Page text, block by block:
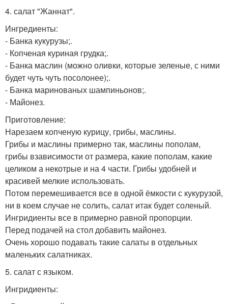
4. салат "Жаннат".
Ингредиенты:
- Банка кукурузы;.
- Копченая куриная грудка;.
- Банка маслин (можно оливки, которые зеленые, с ними
будет чуть чуть посолонее);.
- Банка маринованых шампиньонов;.
- Майонез.
Приготовление:
Нарезаем копченую курицу, грибы, маслины.
Грибы и маслины примерно так, маслины пополам,
грибы взависимости от размера, какие пополам, какие
целиком а некотрые и на 4 части. Грибы удобней и
красивей мелкие использовать.
Потом перемешивается все в одной ёмкости с кукурузой,
ни в коем случае не солить, салат итак будет соленый.
Ингридиенты все в примерно равной пропорции.
Перед подачей на стол добавить майонез.
Очень хорошо подавать такие салаты в отдельных
маленьких салатниках.
5. салат с языком.
Ингридиенты: